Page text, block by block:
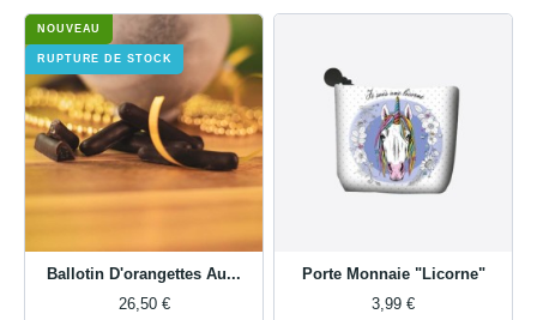
Ballotin D'orangettes Au...
26,50 €
NOUVEAU
RUPTURE DE STOCK
Porte Monnaie "Licorne"
3,99 €